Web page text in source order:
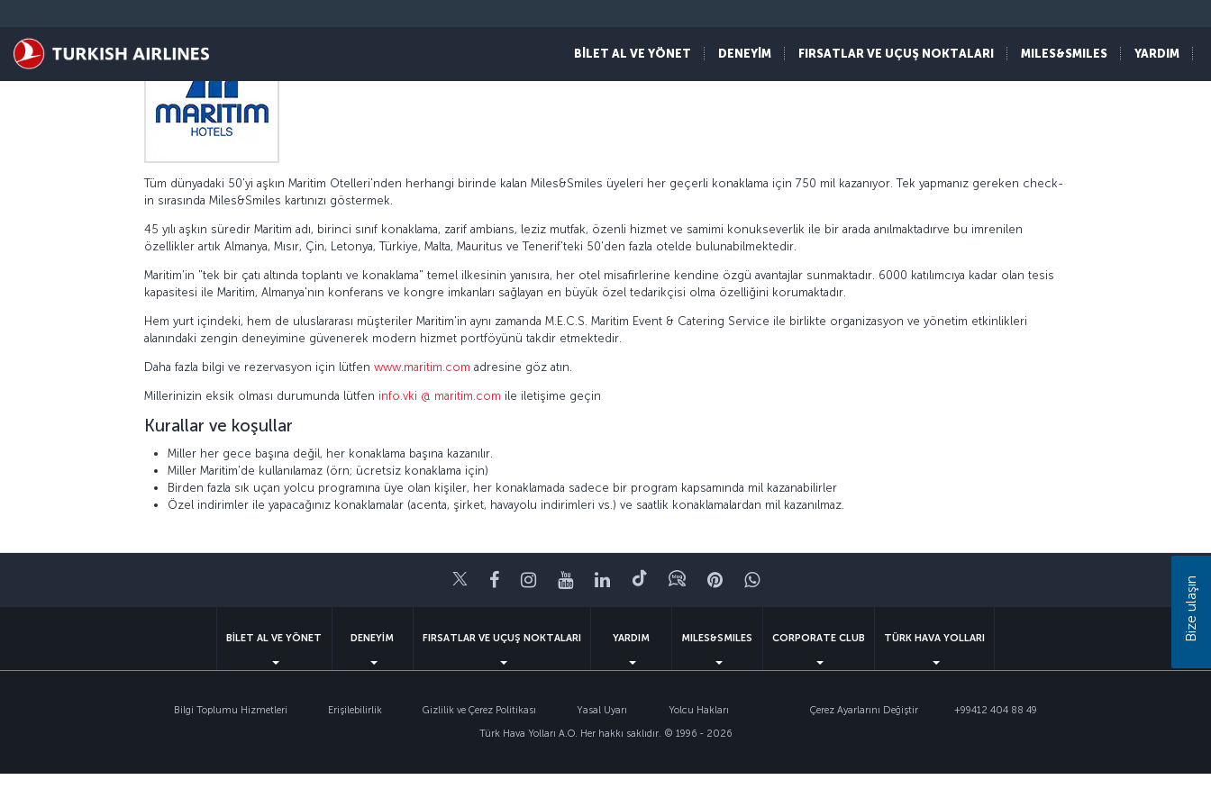
BİLET AL VE YÖNET DENEYİM FIRSATLAR VE UÇUŞ NOKTALARI MILES&SMILES YARDIM
Tüm dünyadaki 50'yi aşkın Maritim Otelleri'nden herhangi birinde kalan Miles&Smiles üyeleri her geçerli konaklama için 750 mil kazanıyor. Tek yapmanız gereken check-
in sırasında Miles&Smiles kartınızı göstermek.
45 yılı aşkın süredir Maritim adı, birinci sınıf konaklama, zarif ambians, leziz mutfak, özenli hizmet ve samimi konukseverlik ile bir arada anılmaktadırve bu imrenilen
özellikler artık Almanya, Mısır, Çin, Letonya, Türkiye, Malta, Mauritus ve Tenerif'teki 50'den fazla otelde bulunabilmektedir.
Maritim'in "tek bir çatı altında toplantı ve konaklama" temel ilkesinin yanısıra, her otel misafirlerine kendine özgü avantajlar sunmaktadır. 6000 katılımcıya kadar olan tesis
kapasitesi ile Maritim, Almanya'nın konferans ve kongre imkanları sağlayan en büyük özel tedarikçisi olma özelliğini korumaktadır.
Hem yurt içindeki, hem de uluslararası müşteriler Maritim'in aynı zamanda M.E.C.S. Maritim Event & Catering Service ile birlikte organizasyon ve yönetim etkinlikleri
alanındaki zengin deneyimine güvenerek modern hizmet portföyünü takdir etmektedir.
Daha fazla bilgi ve rezervasyon için lütfen www.maritim.com adresine göz atın.
Millerinizin eksik olması durumunda lütfen info.vki @ maritim.com ile iletişime geçin
Kurallar ve koşullar
Miller her gece başına değil, her konaklama başına kazanılır.
Miller Maritim'de kullanılamaz (örn; ücretsiz konaklama için)
Birden fazla sık uçan yolcu programına üye olan kişiler, her konaklamada sadece bir program kapsamında mil kazanabilirler
Özel indirimler ile yapacağınız konaklamalar (acenta, şirket, havayolu indirimleri vs.) ve saatlik konaklamalardan mil kazanılmaz.
TwitterFacebookInstagram
YoutubeLinkedIn
TiktokBlogPinterestWhatsapp
BİLET AL VE YÖNET DENEYİM FIRSATLAR VE UÇUŞ NOKTALARI YARDIM MILES&SMILES CORPORATE CLUB TÜRK HAVA YOLLARI
Bilgi Toplumu Hizmetleri Erişilebilirlik Gizlilik ve Çerez Politikası Yasal Uyarı Yolcu Hakları Çerez Ayarlarını Değiştir
+99412 404 88 49
Türk Hava Yolları A.O. Her hakkı saklıdır. © 1996 - 2026
Bize ulaşın